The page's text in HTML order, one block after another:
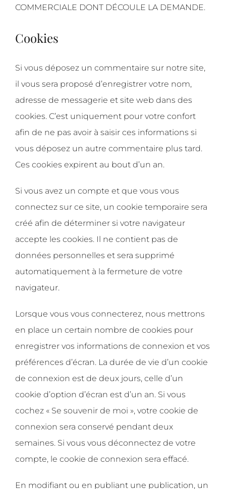
COMMERCIALE DONT DÉCOULE LA DEMANDE.
Cookies
Si vous déposez un commentaire sur notre site,
il vous sera proposé d’enregistrer votre nom,
adresse de messagerie et site web dans des
cookies. C’est uniquement pour votre confort
afin de ne pas avoir à saisir ces informations si
vous déposez un autre commentaire plus tard.
Ces cookies expirent au bout d’un an.
Si vous avez un compte et que vous vous
connectez sur ce site, un cookie temporaire sera
créé afin de déterminer si votre navigateur
accepte les cookies. Il ne contient pas de
données personnelles et sera supprimé
automatiquement à la fermeture de votre
navigateur.
Lorsque vous vous connecterez, nous mettrons
en place un certain nombre de cookies pour
enregistrer vos informations de connexion et vos
préférences d’écran. La durée de vie d’un cookie
de connexion est de deux jours, celle d’un
cookie d’option d’écran est d’un an. Si vous
cochez « Se souvenir de moi », votre cookie de
connexion sera conservé pendant deux
semaines. Si vous vous déconnectez de votre
compte, le cookie de connexion sera effacé.
En modifiant ou en publiant une publication, un